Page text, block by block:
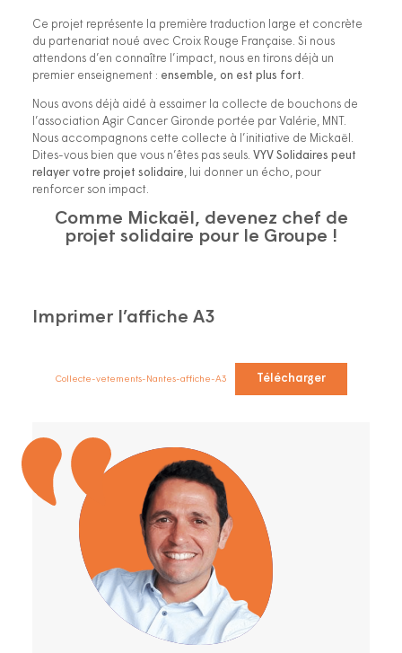
Ce projet représente la première traduction large et concrète
du partenariat noué avec Croix Rouge Française. Si nous
attendons d’en connaître l’impact, nous en tirons déjà un
premier enseignement : ensemble, on est plus fort.
Nous avons déjà aidé à essaimer la collecte de bouchons de
l’association Agir Cancer Gironde portée par Valérie, MNT.
Nous accompagnons cette collecte à l’initiative de Mickaël.
Dites-vous bien que vous n’êtes pas seuls. VYV Solidaires peut
relayer votre projet solidaire, lui donner un écho, pour
renforcer son impact.
Comme Mickaël, devenez chef de
projet solidaire pour le Groupe !
Imprimer l’affiche A3
Collecte-vetements-Nantes-affiche-A3 Télécharger